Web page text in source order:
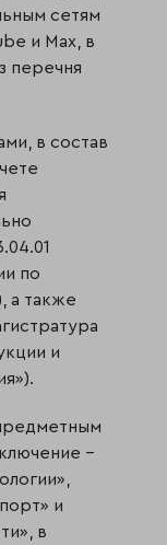
сетям
и Max, в
перечня
в состав
по
а также
и
–
и
в